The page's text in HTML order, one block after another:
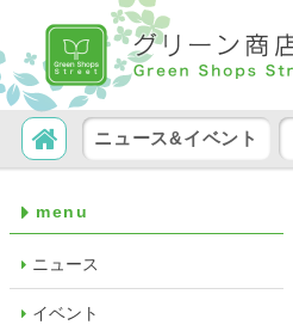
検索 コンテンツへ移動
ニュース&イベント
menu
ニュース
イベント